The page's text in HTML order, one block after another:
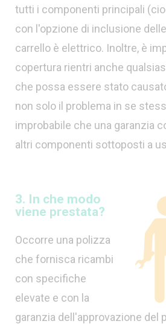
tutti i componenti principali
con l'opzione di inclusione
carrello è elettrico. Inoltre, è
copertura rientri anche
che possa essere stato
non solo il problema in se
improbabile che una garanzia
altri componenti sottoposti a
3. In che modo
viene prestata?
Occorre una polizza
che fornisca ricambi
con specifiche
elevate e con la
garanzia dell'approvazione del